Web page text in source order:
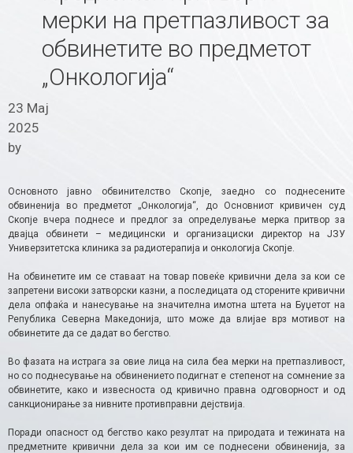
мерки на претпазливост за
обвинетите во предметот
„Онкологија“
23 Мај
2025
by
Основното јавно обвинителство Скопје, заедно со поднесените
обвиненија во предметот „Онкологија“, до Основниот кривичен суд
Скопје вчера поднесе и предлог за определување мерка притвор за
двајца обвинети – медицински и организациски директор на ЈЗУ
Универзитетска клиника за радиотерапија и онкологија Скопје.
На обвинетите им се ставаат на товар повеќе кривични дела за кои се
запретени високи затворски казни, а последицата од сторените кривични
дела опфаќа и нанесување на значителна имотна штета на Буџетот на
Република Северна Македонија, што може да влијае врз мотивот на
обвинетите да се дадат во бегство.
Во фазата на истрага за овие лица на сила беа мерки на претпазливост,
но со поднесување на обвинението подигнат е степенот на сомнение за
обвинетите, како и извесноста од кривично правна одговорност и од
санкционирање за нивните противправни дејствија.
Поради опасност од бегство како резултат на природата и тежината на
предметните кривични дела за кои им се поднесени обвиненија, за